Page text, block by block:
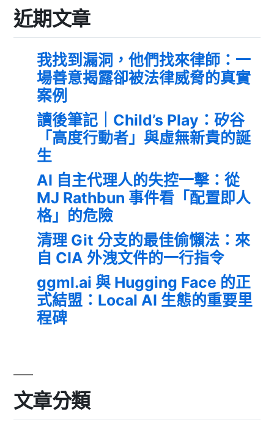
近期文章
我找到漏洞，他們找來律師：一
場善意揭露卻被法律威脅的真實
案例
讀後筆記｜Child’s Play：矽谷
「高度行動者」與虛無新貴的誕
生
AI 自主代理人的失控一擊：從
MJ Rathbun 事件看「配置即人
格」的危險
清理 Git 分支的最佳偷懶法：來
自 CIA 外洩文件的一行指令
ggml.ai 與 Hugging Face 的正
式結盟：Local AI 生態的重要里
程碑
文章分類